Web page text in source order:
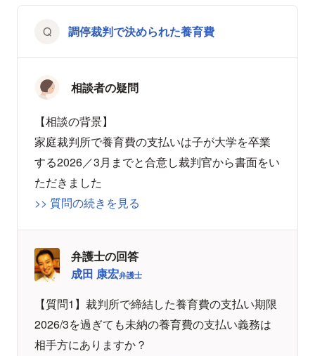
調停裁判で決められた養育費
相談者の疑問
【相談の背景】
家庭裁判所で養育費の支払いは子が大学を卒業
する2026／3月までと合意し裁判官から書面をい
ただきました
>> 質問の続きを見る
弁護士の回答
成田 康宏弁護士
【質問1】裁判所で締結した養育費の支払い期限
2026/3を過ぎても未納の養育費の支払い義務は
相手方にありますか？